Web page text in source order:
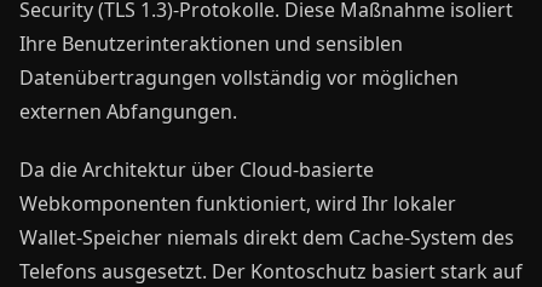
Security (TLS 1.3)-Protokolle. Diese Maßnahme isoliert
Ihre Benutzerinteraktionen und sensiblen
Datenübertragungen vollständig vor möglichen
externen Abfangungen.
Da die Architektur über Cloud-basierte
Webkomponenten funktioniert, wird Ihr lokaler
Wallet-Speicher niemals direkt dem Cache-System des
Telefons ausgesetzt. Der Kontoschutz basiert stark auf